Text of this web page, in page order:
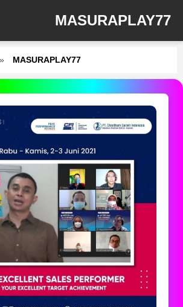
MASURAPLAY77
» MASURAPLAY77